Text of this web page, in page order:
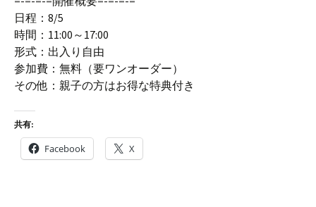
日程：8/5
時間：11:00～17:00
形式：出入り自由
参加費：無料（要ワンオーダー）
その他：親子の方はお得な特典付き
共有:
Facebook X